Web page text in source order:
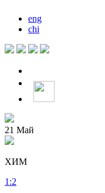
eng
chi
21 Май
ХИМ
1 :2